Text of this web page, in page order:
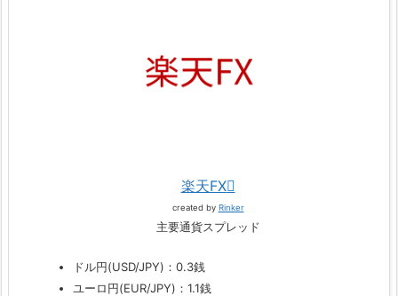
楽天FX
created by Rinker
主要通貨スプレッド
ドル円(USD/JPY)：0.3銭
ユーロ円(EUR/JPY)：1.1銭